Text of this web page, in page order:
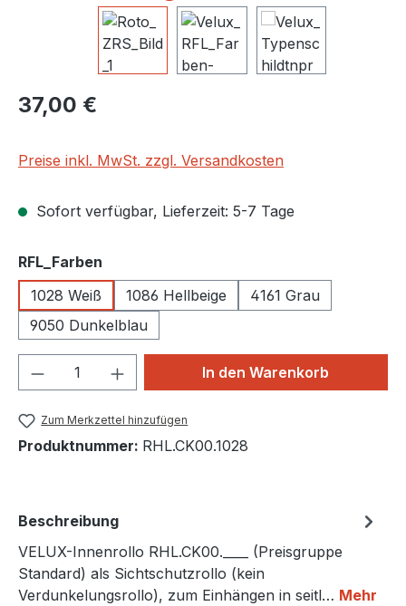
Regulärer Preis:
37,00 €
Preise inkl. MwSt. zzgl. Versandkosten
Sofort verfügbar, Lieferzeit: 5-7 Tage
RFL_Farben
1028 Weiß
1086 Hellbeige
4161 Grau
9050 Dunkelblau
Produkt Anzahl: Gib denIn den Warenkorb
Zum Merkzettel hinzufügen
Produktnummer: RHL.CK00.1028
Beschreibung
VELUX-Innenrollo RHL.CK00.____ (Preisgruppe
Standard) als Sichtschutzrollo (kein
Verdunkelungsrollo), zum Einhängen in seitl… Mehr